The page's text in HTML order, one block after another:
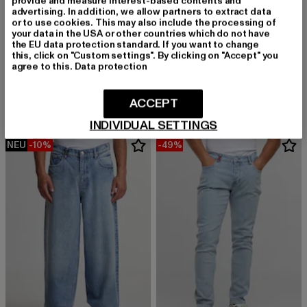
2Y STUDIOS
Gabrie Basic Straight Jeans
Derzeitiger Preis: 41,99 EURAktionspreis: 49,99 EUR
URBAN CLASSICS
Heavy Ounce
NEU -10% -49%
advertising. In addition, we allow partners to extract data
or to use cookies. This may also include the processing of
your data in the USA or other countries which do not have
the EU data protection standard. If you want to change
this, click on "Custom settings". By clicking on "Accept" you
agree to this. Data protection
INDIVIDUAL SETTINGS
ACCEPT